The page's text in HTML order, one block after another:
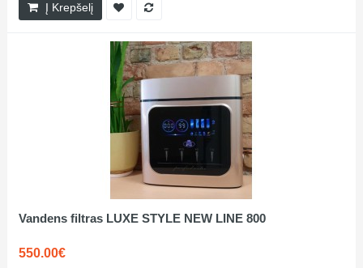
Į Krepšelį
Vandens filtras LUXE STYLE NEW LINE 800
550.00€